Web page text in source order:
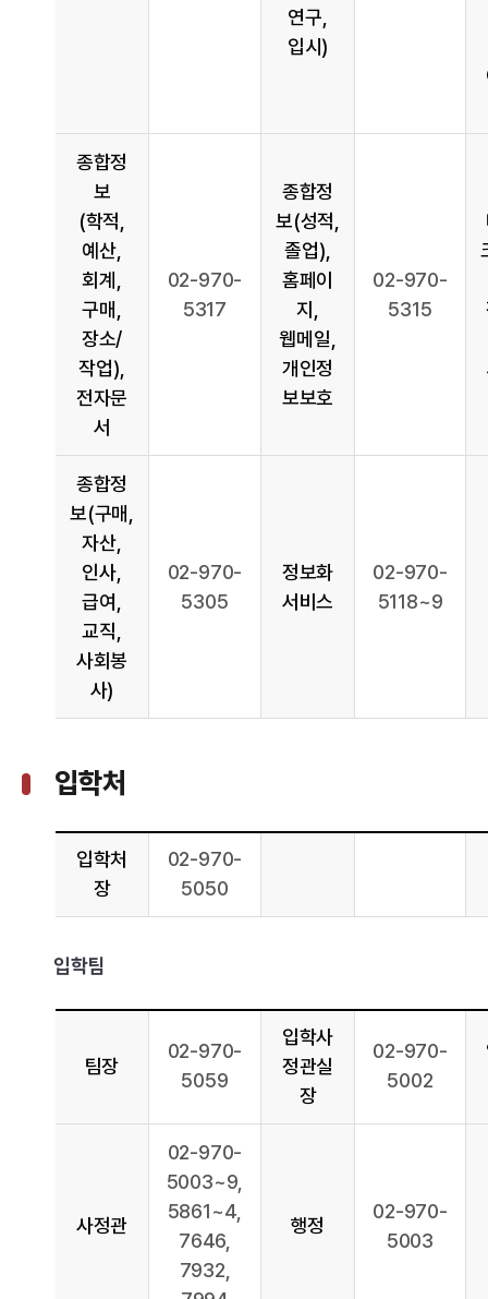
연구,
입시)
종합정
보
(학적,
예산,
회계,
구매,
장소/
작업),
전자문
서
02-970-
5317
종합정
보(성적,
졸업),
홈페이
지,
웹메일,
개인정
보보호
02-970-
5315
종합정
보(구매,
자산,
인사,
급여,
교직,
사회봉
사)
02-970-
5305
정보화
서비스
02-970-
5118~9
입학처
입학처
장
02-970-
5050
입학팀
팀장
02-970-
5059
입학사
정관실
장
02-970-
5002
사정관
02-970-
5003~9,
5861~4,
7646,
7932,
행정
02-970-
5003